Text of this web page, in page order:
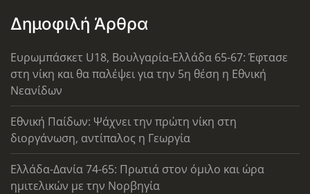
Δημοφιλή Άρθρα
Ευρωμπάσκετ U18, Βουλγαρία-Ελλάδα 65-67: Έφτασε
στη νίκη και θα παλέψει για την 5η θέση η Εθνική
Νεανίδων
Εθνική Παίδων: Ψάχνει την πρώτη νίκη στη
διοργάνωση, αντίπαλος η Γεωργία
Ελλάδα-Δανία 74-65: Πρωτιά στον όμιλο και ώρα
ημιτελικών με την Νορβηγία